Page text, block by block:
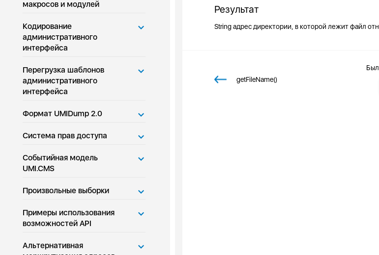
макросов и модулей
Кодирование
административного
интерфейса
Перегрузка шаблонов
административного
интерфейса
Формат UMIDump 2.0
Система прав доступа
Событийная модель
UMI.CMS
Произвольные выборки
Примеры использования
возможностей API
Альтернативная
Результат
String адрес директории, в которой лежит файл
getFileName()